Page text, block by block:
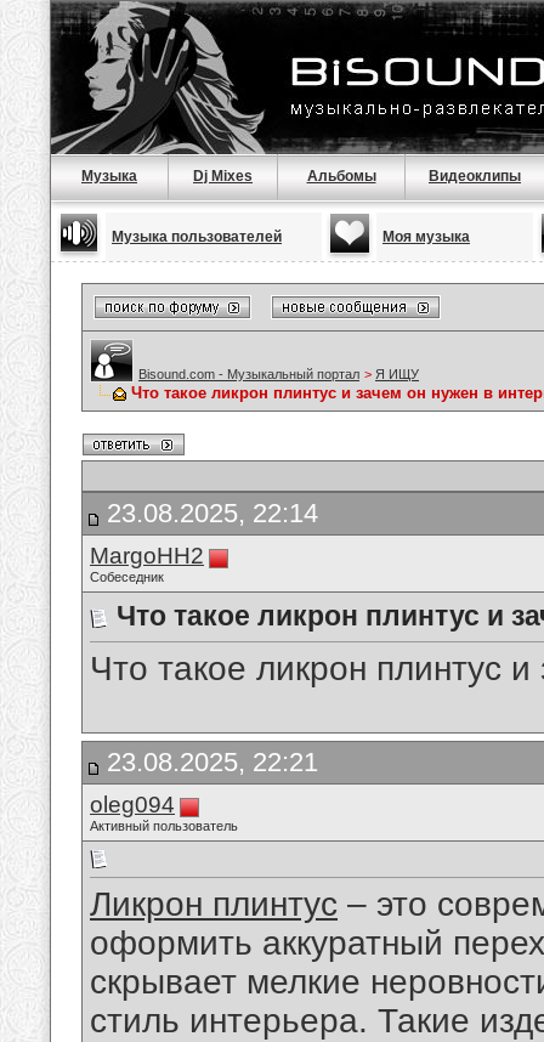
Музыка Dj Mixes Альбомы Видеоклипы
Музыка пользователей Моя музыка
Bisound.com - Музыкальный портал > Я ИЩУ
Что такое ликрон плинтус и зачем он нужен в
23.08.2025, 22:14
MargoHH2
Собеседник
Что такое ликрон плинтус и
Что такое ликрон плинтус
23.08.2025, 22:21
oleg094
Активный пользователь
Ликрон плинтус – это
оформить аккуратный
скрывает мелкие
стиль интерьера. Такие